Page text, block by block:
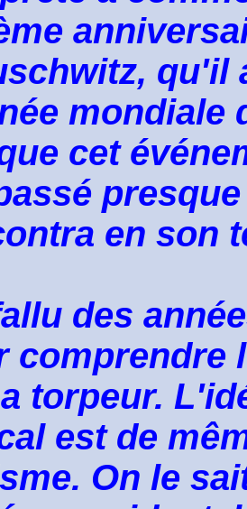
qu'il
mondiale
cet
en son
des
comprendre
torpeur.
est de
On le